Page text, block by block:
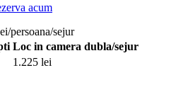
acum
persoana/sejur
Loc in camera dubla/sejur
1.225 lei